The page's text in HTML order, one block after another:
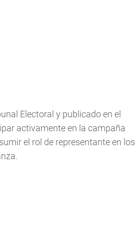
Electoral y publicado en el
activamente en la campaña
el rol de representante en los